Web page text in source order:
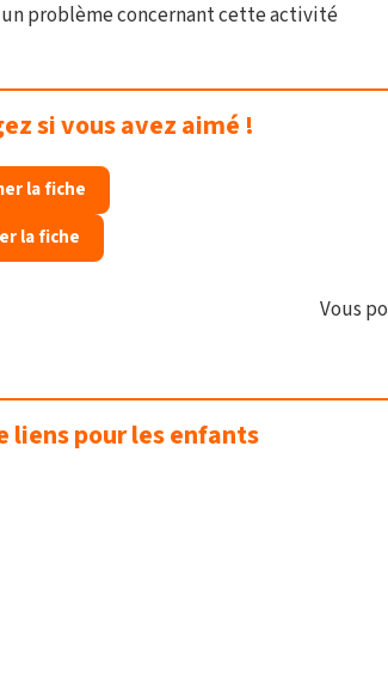
problème concernant cette activité
si vous avez aimé !
la fiche
la fiche
Vous
liens pour les enfants